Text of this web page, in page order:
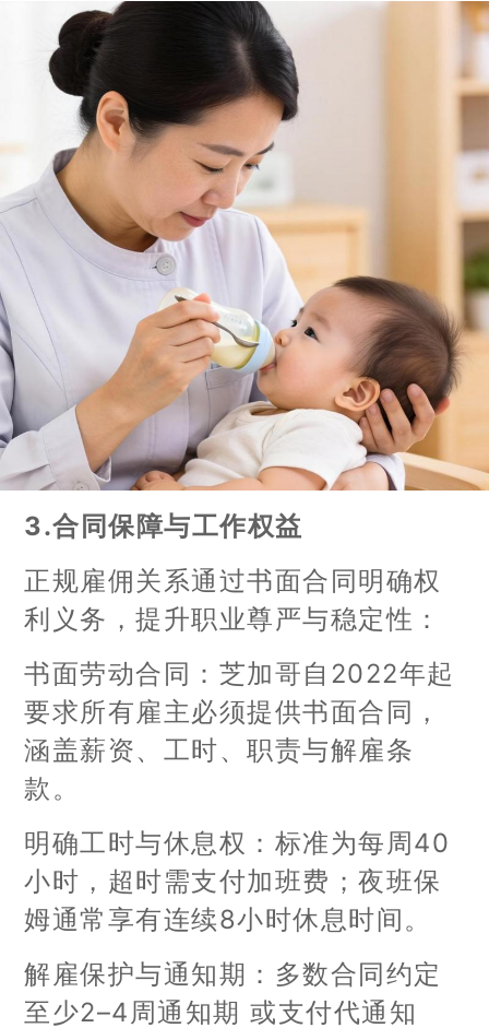
3.合同保障与工作权益
正规雇佣关系通过书面合同明确权
利义务，提升职业尊严与稳定性：
书面劳动合同：芝加哥自2022年起
要求所有雇主必须提供书面合同，
涵盖薪资、工时、职责与解雇条
款。
明确工时与休息权：标准为每周40
小时，超时需支付加班费；夜班保
姆通常享有连续8小时休息时间。
解雇保护与通知期：多数合同约定
至少2–4周通知期 或支付代通知